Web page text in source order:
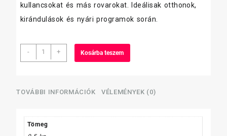
kullancsokat és más rovarokat. Ideálisak otthonok,
kirándulások és nyári programok során.
-
Cobra
rovarírtó
/mászó
+ Kosárba teszem
TOVÁBBI INFORMÁCIÓK VÉLEMÉNYEK (0)
Tömeg